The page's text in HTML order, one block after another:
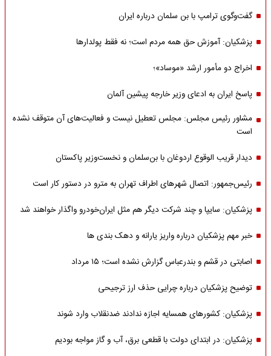
گفت‌وگوی ترامپ با بن سلمان درباره ایران
پزشکیان: آموزش حق همه مردم است؛ نه فقط پولدارها
اخراج دو مأمور ارشد «موساد»؛
پاسخ ایران به ادعای وزیر خارجه پیشین آلمان
مشاور رئیس مجلس: مجلس تعطیل نیست و فعالیت‌های آن متوقف نشده
است
دیدار قریب الوقوع اردوغان با بن‌سلمان و نخست‌وزیر پاکستان
رئیس‌جمهور: اتصال شهرهای اطراف تهران به مترو در دستور کار است
پزشکیان: سایپا و چند شرکت دیگر هم مثل ایران‌خودرو واگذار خواهند شد
خبر مهم پزشکیان درباره واریز یارانه و دهک بندی ها
اصابتی در قشم و بندرعباس گزارش نشده است؛ ۱۵ مرداد
توضیح پزشکیان درباره چرایی حذف ارز ترجیحی
پزشکیان: کشورهای همسایه اجازه ندادند ضدنقلاب وارد شوند
پزشکیان: در ابتدای دولت با قطعی برق، آب و گاز مواجه بودیم